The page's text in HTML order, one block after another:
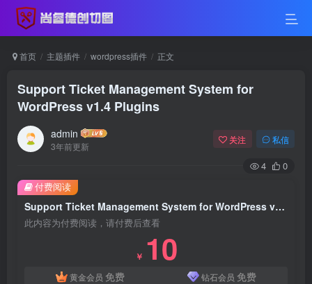
首页 主题插件 wordpress插件 正文
Support Ticket Management System for
WordPress v1.4 Plugins
admin
3年前更新
关注 私信
4 0
Support Ticket Management System for WordPress v1.4 Plugins
此内容为付费阅读，请付费后查看
￥ 10
黄金会员 免费 钻石会员 免费
付费阅读